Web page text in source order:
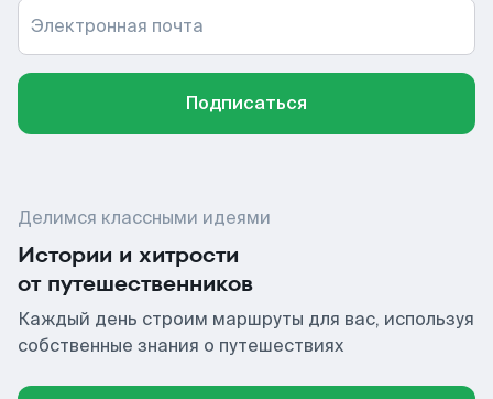
Электронная почта
Подписаться
Делимся классными идеями
Истории и хитрости
от путешественников
Каждый день строим маршруты для вас, используя
собственные знания о путешествиях